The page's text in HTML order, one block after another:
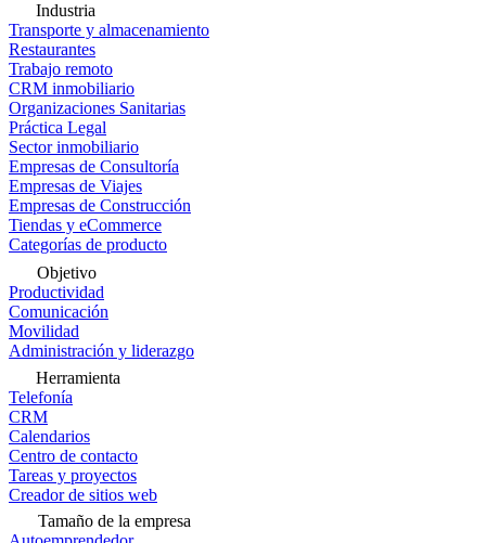
Industria
Transporte y almacenamiento
Restaurantes
Trabajo remoto
CRM inmobiliario
Organizaciones Sanitarias
Práctica Legal
Sector inmobiliario
Empresas de Consultoría
Empresas de Viajes
Empresas de Construcción
Tiendas y eCommerce
Categorías de producto
Objetivo
Productividad
Comunicación
Movilidad
Administración y liderazgo
Herramienta
Telefonía
CRM
Calendarios
Centro de contacto
Tareas y proyectos
Creador de sitios web
Tamaño de la empresa